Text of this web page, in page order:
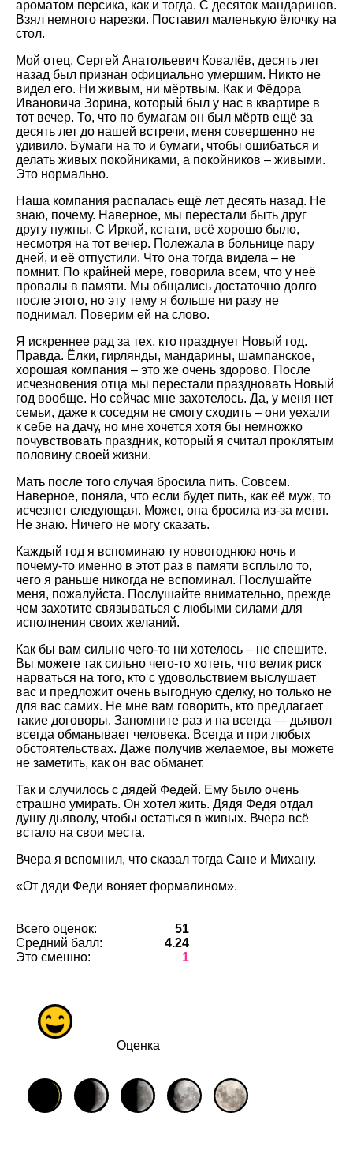
ароматом персика, как и тогда. С десяток мандаринов.
Взял немного нарезки. Поставил маленькую ёлочку на
стол.
Мой отец, Сергей Анатольевич Ковалёв, десять лет
назад был признан официально умершим. Никто не
видел его. Ни живым, ни мёртвым. Как и Фёдора
Ивановича Зорина, который был у нас в квартире в
тот вечер. То, что по бумагам он был мёртв ещё за
десять лет до нашей встречи, меня совершенно не
удивило. Бумаги на то и бумаги, чтобы ошибаться и
делать живых покойниками, а покойников – живыми.
Это нормально.
Наша компания распалась ещё лет десять назад. Не
знаю, почему. Наверное, мы перестали быть друг
другу нужны. С Иркой, кстати, всё хорошо было,
несмотря на тот вечер. Полежала в больнице пару
дней, и её отпустили. Что она тогда видела – не
помнит. По крайней мере, говорила всем, что у неё
провалы в памяти. Мы общались достаточно долго
после этого, но эту тему я больше ни разу не
поднимал. Поверим ей на слово.
Я искреннее рад за тех, кто празднует Новый год.
Правда. Ёлки, гирлянды, мандарины, шампанское,
хорошая компания – это же очень здорово. После
исчезновения отца мы перестали праздновать Новый
год вообще. Но сейчас мне захотелось. Да, у меня нет
семьи, даже к соседям не смогу сходить – они уехали
к себе на дачу, но мне хочется хотя бы немножко
почувствовать праздник, который я считал проклятым
половину своей жизни.
Мать после того случая бросила пить. Совсем.
Наверное, поняла, что если будет пить, как её муж, то
исчезнет следующая. Может, она бросила из-за меня.
Не знаю. Ничего не могу сказать.
Каждый год я вспоминаю ту новогоднюю ночь и
почему-то именно в этот раз в памяти всплыло то,
чего я раньше никогда не вспоминал. Послушайте
меня, пожалуйста. Послушайте внимательно, прежде
чем захотите связываться с любыми силами для
исполнения своих желаний.
Как бы вам сильно чего-то ни хотелось – не спешите.
Вы можете так сильно чего-то хотеть, что велик риск
нарваться на того, кто с удовольствием выслушает
вас и предложит очень выгодную сделку, но только не
для вас самих. Не мне вам говорить, кто предлагает
такие договоры. Запомните раз и на всегда — дьявол
всегда обманывает человека. Всегда и при любых
обстоятельствах. Даже получив желаемое, вы можете
не заметить, как он вас обманет.
Так и случилось с дядей Федей. Ему было очень
страшно умирать. Он хотел жить. Дядя Федя отдал
душу дьяволу, чтобы остаться в живых. Вчера всё
встало на свои места.
Вчера я вспомнил, что сказал тогда Сане и Михану.
«От дяди Феди воняет формалином».
Всего оценок:
51
Средний балл:
4.24
Это смешно:
1
Оценка